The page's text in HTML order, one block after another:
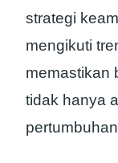
strategi
mengikuti
memastikan
tidak hanya